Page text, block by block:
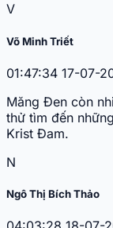
V
Võ Minh Triết
01:47:34 17-07-
Măng Đen còn
thử tìm đến
Krist Đam.
N
Ngô Thị Bích Thảo